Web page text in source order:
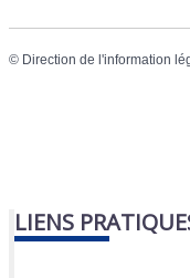
© Direction de l'information
LIENS